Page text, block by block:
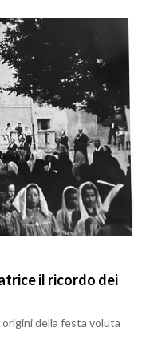
il ricordo dei
origini della festa voluta